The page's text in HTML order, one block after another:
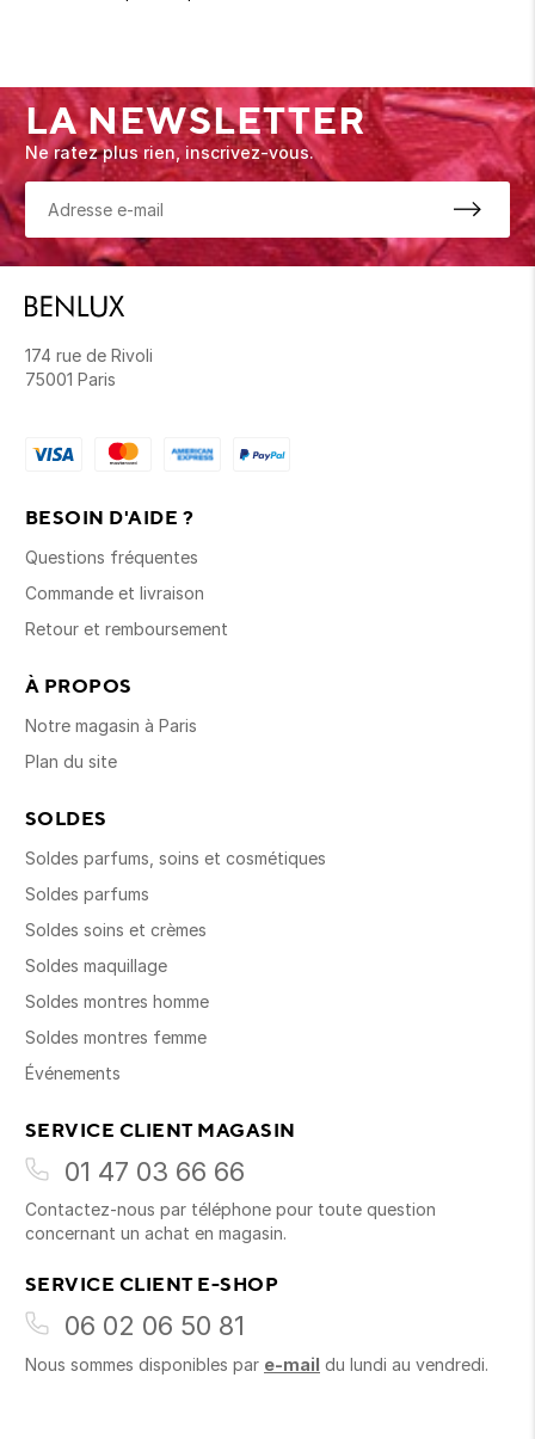
LA NEWSLETTER
Ne ratez plus rien, inscrivez-vous.
174 rue de Rivoli
75001 Paris
BESOIN D'AIDE ?
Questions fréquentes
Commande et livraison
Retour et remboursement
À PROPOS
Notre magasin à Paris
Plan du site
SOLDES
Soldes parfums, soins et cosmétiques
Soldes parfums
Soldes soins et crèmes
Soldes maquillage
Soldes montres homme
Soldes montres femme
Événements
SERVICE CLIENT MAGASIN
01 47 03 66 66
Contactez-nous par téléphone pour toute question
concernant un achat en magasin.
SERVICE CLIENT E-SHOP
06 02 06 50 81
Nous sommes disponibles par e-mail du lundi au vendredi.